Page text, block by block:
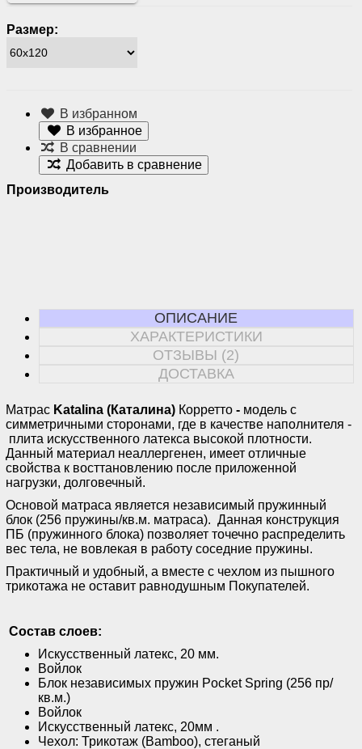
Размер:
В избранном
В избранное
В сравнении
Добавить в сравнение
Производитель
ОПИСАНИЕ
ХАРАКТЕРИСТИКИ
ОТЗЫВЫ (2)
ДОСТАВКА
Матрас Katalina (Каталина) Корретто - модель с
симметричными сторонами, где в качестве наполнителя -
плита искусственного латекса высокой плотности.
Данный материал неаллергенен, имеет отличные
свойства к восттановлению после приложенной
нагрузки, долговечный.
Основой матраса является независимый пружинный
блок (256 пружины/кв.м. матраса). Данная конструкция
ПБ (пружинного блока) позволяет точечно распределить
вес тела, не вовлекая в работу соседние пружины.
Практичный и удобный, а вместе с чехлом из пышного
трикотажа не оставит равнодушным Покупателей.
Состав слоев:
Искусственный латекс, 20 мм.
Войлок
Блок независимых пружин Pocket Spring (256 пр/
кв.м.)
Войлок
Искусственный латекс, 20мм .
Чехол: Трикотаж (Bamboo), cтеганый